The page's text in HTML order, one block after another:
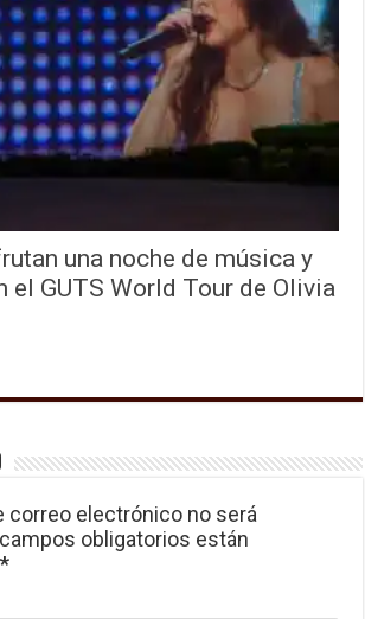
una noche de música y
el GUTS World Tour de Olivia
correo electrónico no será
obligatorios están
*